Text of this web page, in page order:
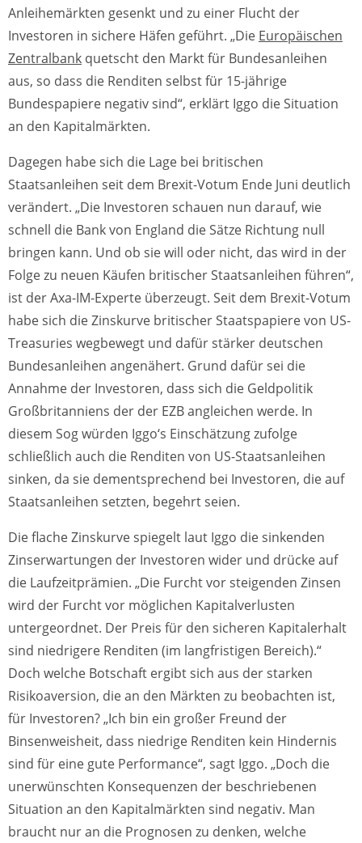
Anleihemärkten gesenkt und zu einer Flucht der
Investoren in sichere Häfen geführt. „Die Europäischen
Zentralbank quetscht den Markt für Bundesanleihen
aus, so dass die Renditen selbst für 15-jährige
Bundespapiere negativ sind“, erklärt Iggo die Situation
an den Kapitalmärkten.
Dagegen habe sich die Lage bei britischen
Staatsanleihen seit dem Brexit-Votum Ende Juni deutlich
verändert. „Die Investoren schauen nun darauf, wie
schnell die Bank von England die Sätze Richtung null
bringen kann. Und ob sie will oder nicht, das wird in der
Folge zu neuen Käufen britischer Staatsanleihen führen“,
ist der Axa-IM-Experte überzeugt. Seit dem Brexit-Votum
habe sich die Zinskurve britischer Staatspapiere von US-
Treasuries wegbewegt und dafür stärker deutschen
Bundesanleihen angenähert. Grund dafür sei die
Annahme der Investoren, dass sich die Geldpolitik
Großbritanniens der der EZB angleichen werde. In
diesem Sog würden Iggo‘s Einschätzung zufolge
schließlich auch die Renditen von US-Staatsanleihen
sinken, da sie dementsprechend bei Investoren, die auf
Staatsanleihen setzten, begehrt seien.
Die flache Zinskurve spiegelt laut Iggo die sinkenden
Zinserwartungen der Investoren wider und drücke auf
die Laufzeitprämien. „Die Furcht vor steigenden Zinsen
wird der Furcht vor möglichen Kapitalverlusten
untergeordnet. Der Preis für den sicheren Kapitalerhalt
sind niedrigere Renditen (im langfristigen Bereich).“
Doch welche Botschaft ergibt sich aus der starken
Risikoaversion, die an den Märkten zu beobachten ist,
für Investoren? „Ich bin ein großer Freund der
Binsenweisheit, dass niedrige Renditen kein Hindernis
sind für eine gute Performance“, sagt Iggo. „Doch die
unerwünschten Konsequenzen der beschriebenen
Situation an den Kapitalmärkten sind negativ. Man
braucht nur an die Prognosen zu denken, welche